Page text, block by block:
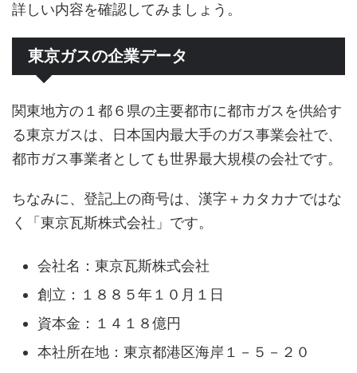
詳しい内容を確認してみましょう。
東京ガスの企業データ
関東地方の１都６県の主要都市に都市ガスを供給す
る東京ガスは、日本国内最大手のガス事業会社で、
都市ガス事業者としても世界最大規模の会社です。
ちなみに、登記上の商号は、漢字＋カタカナではな
く「東京瓦斯株式会社」です。
会社名：東京瓦斯株式会社
創立：１８８５年１０月１日
資本金：１４１８億円
本社所在地：東京都港区海岸１－５－２０